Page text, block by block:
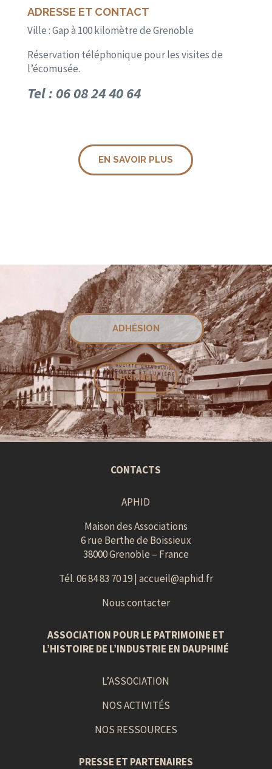
ADRESSE ET CONTACT
Ville : Gap à 100 kilomètre de Grenoble
Réservation téléphonique pour les visites de
l’écomusée.
Tel : 06 08 24 40 64
EN SAVOIR PLUS
ADHÉSION
L'AGENDA
CONTACTS
APHID
Maison des Associations
6 rue Berthe de Boissieux
38000 Grenoble – France
Tél. 06 84 83 70 19 | accueil@aphid.fr
Nous contacter
ASSOCIATION POUR LE PATRIMOINE ET
L’HISTOIRE DE L’INDUSTRIE EN DAUPHINÉ
L’ASSOCIATION
NOS ACTIVITÉS
NOS RESSOURCES
PRESSE ET PARTENAIRES